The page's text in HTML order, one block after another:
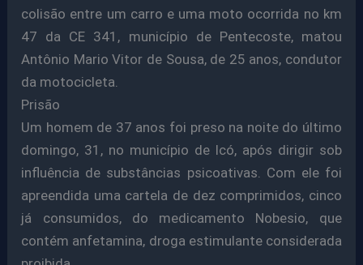
colisão entre um carro e uma moto ocorrida no km
47 da CE 341, município de Pentecoste, matou
Antônio Mario Vitor de Sousa, de 25 anos, condutor
da motocicleta.
Prisão
Um homem de 37 anos foi preso na noite do último
domingo, 31, no município de Icó, após dirigir sob
influência de substâncias psicoativas. Com ele foi
apreendida uma cartela de dez comprimidos, cinco
já consumidos, do medicamento Nobesio, que
contém anfetamina, droga estimulante considerada